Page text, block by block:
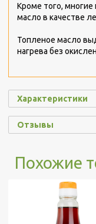
Кроме того,
масло в качестве
Топленое масло
нагрева без
Характеристики
Отзывы
Похожие